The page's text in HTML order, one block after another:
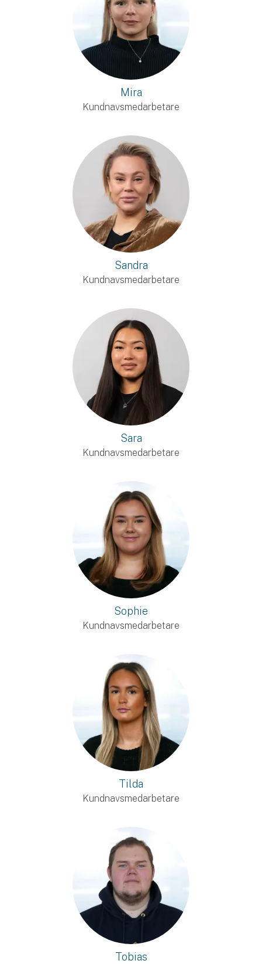
Mira
Kundnavsmedarbetare
Sandra
Kundnavsmedarbetare
Sara
Kundnavsmedarbetare
Sophie
Kundnavsmedarbetare
Tilda
Kundnavsmedarbetare
Tobias